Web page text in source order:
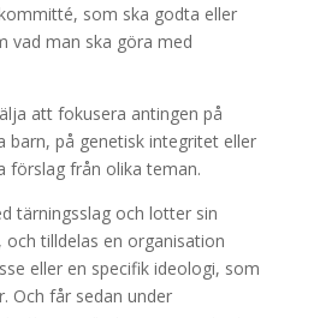
som ska godta eller
vad man ska göra med
att fokusera antingen på
barn, på genetisk integritet eller
förslag från olika teman.
tärningsslag och lotter sin
tilldelas en organisation
eller en specifik ideologi, som
Och får sedan under